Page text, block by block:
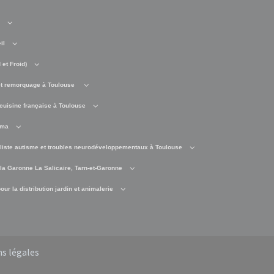
et Froid)
remorquage à Toulouse
française à Toulouse
autisme et troubles neurodéveloppementaux à Toulouse
Garonne La Salicaire, Tarn-et-Garonne
la distribution jardin et animalerie
légales